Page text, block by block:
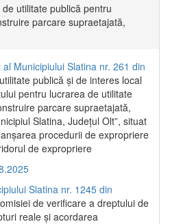
utilitate publică pentru
parcare supraetajată,
Municipiului Slatina nr. 261 din
publică și de interes local
pentru lucrarea de utilitate
parcare supraetajată,
Slatina, Județul Olt”, situat
procedurii de expropriere
de expropriere
Slatina nr. 1245 din
de verificare a dreptului de
reale și acordarea